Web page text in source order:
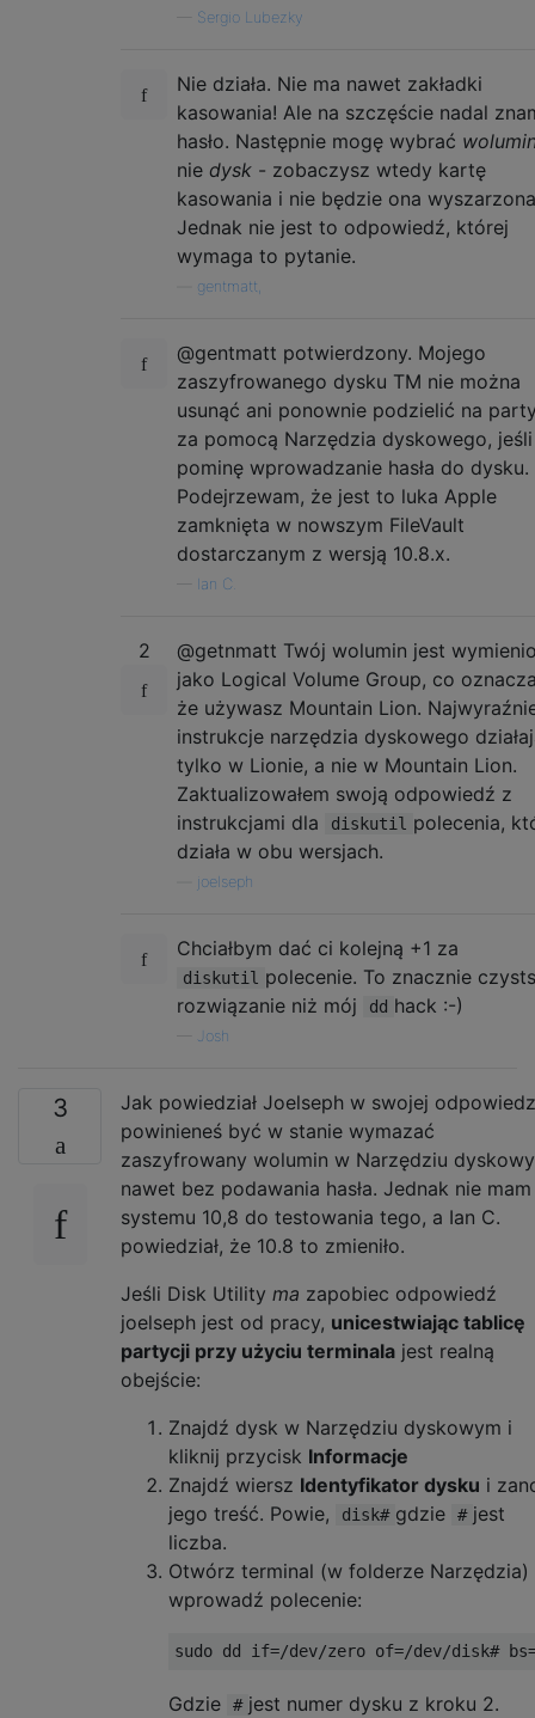
Sergio Lubezky
Nie działa. Nie ma nawet zakładki
kasowania! Ale na szczęście nadal
hasło. Następnie mogę wybrać
nie dysk - zobaczysz wtedy kartę
kasowania i nie będzie ona
Jednak nie jest to odpowiedź, której
wymaga to pytanie.
gentmatt,
@gentmatt potwierdzony. Mojego
zaszyfrowanego dysku TM nie można
usunąć ani ponownie podzielić na
za pomocą Narzędzia dyskowego, jeśli
pominę wprowadzanie hasła do dysku.
Podejrzewam, że jest to luka Apple
zamknięta w nowszym FileVault
dostarczanym z wersją 10.8.x.
Ian C.
2
@getnmatt Twój wolumin jest
jako Logical Volume Group, co
że ​​używasz Mountain Lion.
instrukcje narzędzia dyskowego
tylko w Lionie, a nie w Mountain Lion.
Zaktualizowałem swoją odpowiedź z
instrukcjami dla
diskutil polecenia,
działa w obu wersjach.
joelseph
Chciałbym dać ci kolejną +1 za
diskutil polecenie. To znacznie
rozwiązanie niż mój
dd hack :-)
Josh
3
Jak powiedział Joelseph w swojej
powinieneś być w stanie wymazać
zaszyfrowany wolumin w Narzędziu
nawet bez podawania hasła. Jednak nie mam
systemu 10,8 do testowania tego, a Ian C.
powiedział, że 10.8 to zmieniło.
Jeśli Disk Utility ma zapobiec odpowiedź
joelseph jest od pracy, unicestwiając tablicę
partycji przy użyciu terminala jest realną
obejście:
Znajdź dysk w Narzędziu dyskowym i
kliknij przycisk Informacje
Znajdź wiersz Identyfikator dysku i
jego treść. Powie,
disk# gdzie # jest
liczba.
Otwórz terminal (w folderze Narzędzia)
wprowadź polecenie:
Gdzie # jest numer dysku z kroku 2.